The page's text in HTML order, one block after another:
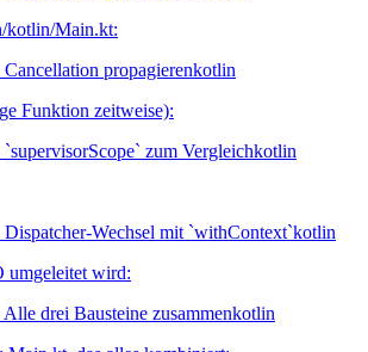
kotlin/Main.kt:
Cancellation propagierenkotlin
Funktion zeitweise):
`supervisorScope` zum Vergleichkotlin
Dispatcher-Wechsel mit `withContext`kotlin
umgeleitet wird:
Alle drei Bausteine zusammenkotlin